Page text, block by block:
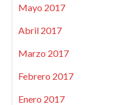
Mayo 2017
Abril 2017
Marzo 2017
Febrero 2017
Enero 2017